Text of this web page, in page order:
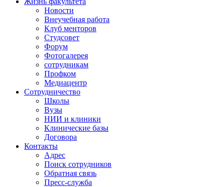
Новости
Внеучебная работа
Клуб менторов
Студсовет
Форум
Фотогалерея
сотрудникам
Профком
Медиацентр
Сотрудничество
Школы
Вузы
НИИ и клиники
Клинические базы
Договора
Контакты
Адрес
Поиск сотрудников
Обратная связь
Пресс-служба